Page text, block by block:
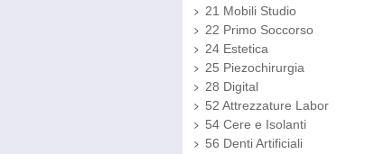
21 Mobili Studio
22 Primo Soccorso
24 Estetica
25 Piezochirurgia
28 Digital
52 Attrezzature Labor
54 Cere e Isolanti
56 Denti Artificiali